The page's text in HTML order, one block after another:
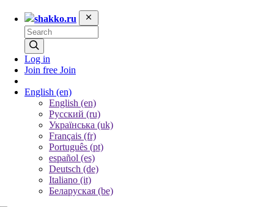
shakko.ru
Log in
Join free Join
English (en)
English (en)
Русский (ru)
Українська (uk)
Français (fr)
Português (pt)
español (es)
Deutsch (de)
Italiano (it)
Беларуская (be)